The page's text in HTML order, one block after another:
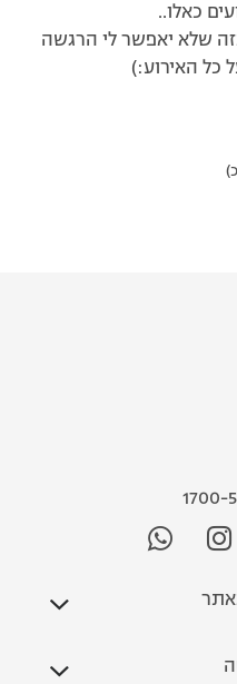
שלא יאפשר לי הרגשה
כל האירוע:)
1700-